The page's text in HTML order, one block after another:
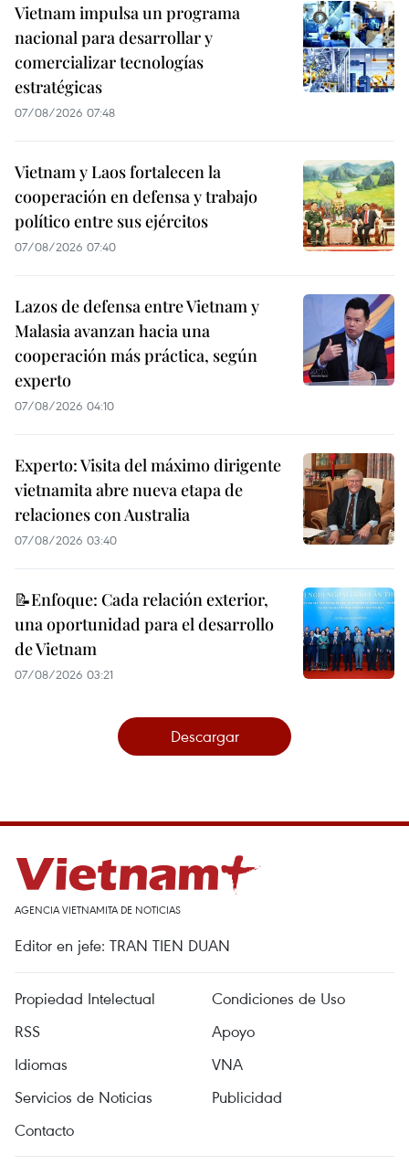
Vietnam impulsa un programa
nacional para desarrollar y
comercializar tecnologías
estratégicas
07/08/2026 07:48
Vietnam y Laos fortalecen la
cooperación en defensa y trabajo
político entre sus ejércitos
07/08/2026 07:40
Lazos de defensa entre Vietnam y
Malasia avanzan hacia una
cooperación más práctica, según
experto
07/08/2026 04:10
Experto: Visita del máximo dirigente
vietnamita abre nueva etapa de
relaciones con Australia
07/08/2026 03:40
📝Enfoque: Cada relación exterior,
una oportunidad para el desarrollo
de Vietnam
07/08/2026 03:21
Descargar
AGENCIA VIETNAMITA DE NOTICIAS
Editor en jefe: TRAN TIEN DUAN
Propiedad Intelectual
Condiciones de Uso
RSS
Apoyo
Idiomas
VNA
Servicios de Noticias
Publicidad
Contacto